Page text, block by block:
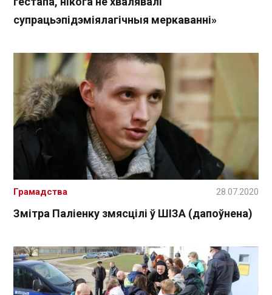
супрацьэпідэміялагічныя меркаванні»
Змітра Паліенку змясцілі ў ШІЗА (дапоўнена)
Грамадства 28.07.2020